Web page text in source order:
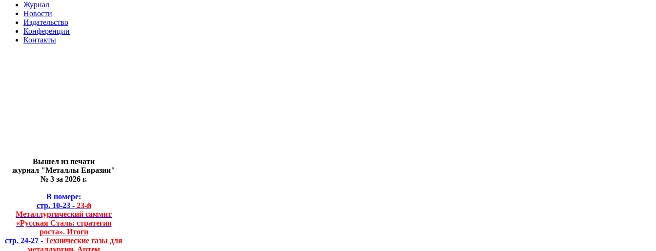
Журнал
Новости
Издательство
Конференции
Контакты
Вышел из печати
журнал "Металлы Евразии"
№ 3 за 2026 г.
В номере:
стр. 10-23 -23-й
Металлургический саммит
«Русская Сталь: стратегия
роста». Итоги
стр. 24-27 - Технические газы для